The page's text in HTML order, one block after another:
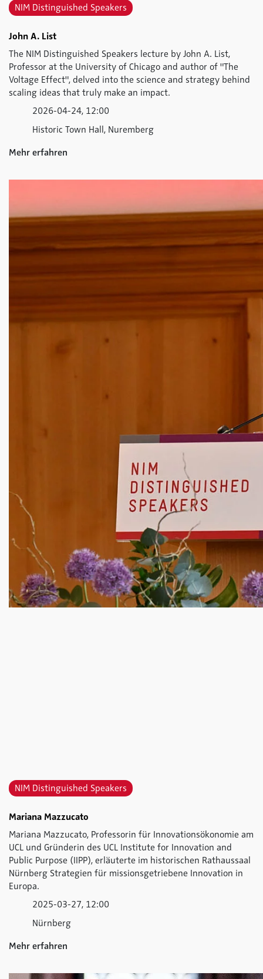
NIM Distinguished Speakers
John A. List
The NIM Distinguished Speakers lecture by John A. List,
Professor at the University of Chicago and author of "The
Voltage Effect", delved into the science and strategy behind
scaling ideas that truly make an impact.
2026-04-24, 12:00
Historic Town Hall, Nuremberg
Mehr erfahren
NIM Distinguished Speakers
Mariana Mazzucato
Mariana Mazzucato, Professorin für Innovationsökonomie am
UCL und Gründerin des UCL Institute for Innovation and
Public Purpose (IIPP), erläuterte im historischen Rathaussaal
Nürnberg Strategien für missionsgetriebene Innovation in
Europa.
2025-03-27, 12:00
Nürnberg
Mehr erfahren